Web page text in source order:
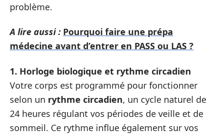
problème.
A lire aussi : Pourquoi faire une prépa
médecine avant d’entrer en PASS ou LAS ?
1. Horloge biologique et rythme circadien
Votre corps est programmé pour fonctionner
selon un rythme circadien, un cycle naturel de
24 heures régulant vos périodes de veille et de
sommeil. Ce rythme influe également sur vos